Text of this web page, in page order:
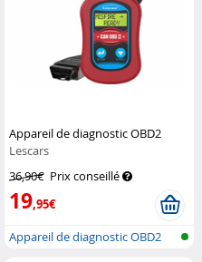
Appareil de diagnostic OBD2
Lescars
36,90€ Prix conseillé
19,95€
Appareil de diagnostic OBD2